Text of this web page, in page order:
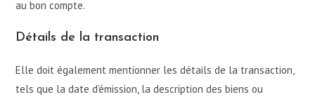
au bon compte.
Détails de la transaction
Elle doit également mentionner les détails de la transaction,
tels que la date d’émission, la description des biens ou